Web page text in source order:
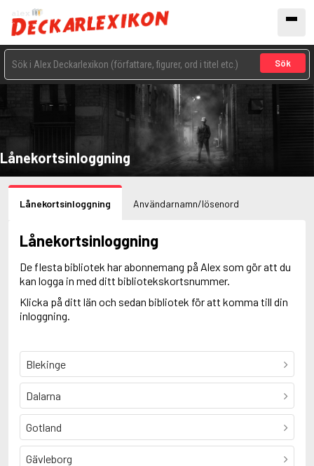
Sök
Lånekortsinloggning
Lånekortsinloggning Användarnamn/lösenord
Lånekortsinloggning
De flesta bibliotek har abonnemang på Alex som gör att du
kan logga in med ditt bibliotekskortsnummer.
Klicka på ditt län och sedan bibliotek för att komma till din
inloggning.
Blekinge
Dalarna
Gotland
Gävleborg